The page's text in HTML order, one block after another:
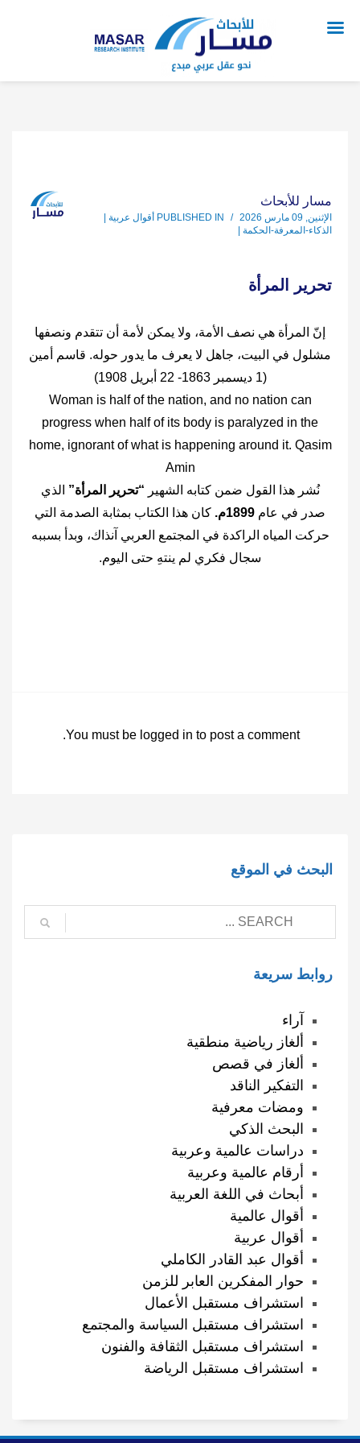
مسار للأبحاث
الإثنين, 09 مارس 2026 /
PUBLISHED IN
أقوال عربية |
الذكاء-المعرفة-الحكمة |
تحرير المرأة
إنّ المرأة هي نصف الأمة، ولا يمكن لأمة أن تتقدم ونصفها
مشلول في البيت، جاهل لا يعرف ما يدور حوله. قاسم أمين
(1 ديسمبر 1863- 22 أبريل 1908)
Woman is half of the nation, and no nation can
progress when half of its body is paralyzed in the
home, ignorant of what is happening around it. Qasim
Amin
نُشر هذا القول ضمن كتابه الشهير “تحرير المرأة” الذي
صدر في عام 1899م.
كان هذا الكتاب بمثابة الصدمة التي
حركت المياه الراكدة في المجتمع العربي آنذاك، وبدأ بسببه
سجال فكري لم ينتهِ حتى اليوم.
You must be logged in to post a comment.
البحث في الموقع
روابط سريعة
آراء
ألغاز رياضية منطقية
ألغاز في قصص
التفكير الناقد
ومضات معرفية
البحث الذكي
دراسات عالمية وعربية
أرقام عالمية وعربية
أبحاث في اللغة العربية
أقوال عالمية
أقوال عربية
أقوال عبد القادر الكاملي
حوار المفكرين العابر للزمن
استشراف مستقبل الأعمال
استشراف مستقبل السياسة والمجتمع
استشراف مستقبل الثقافة والفنون
استشراف مستقبل الرياضة